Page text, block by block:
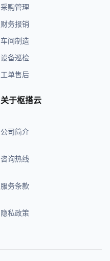
采购管理
财务报销
车间制造
设备巡检
工单售后
关于枢搭云
公司简介
咨询热线
服务条款
隐私政策